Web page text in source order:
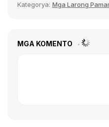
Kategorya: Mga Larong
MGA KOMENTO